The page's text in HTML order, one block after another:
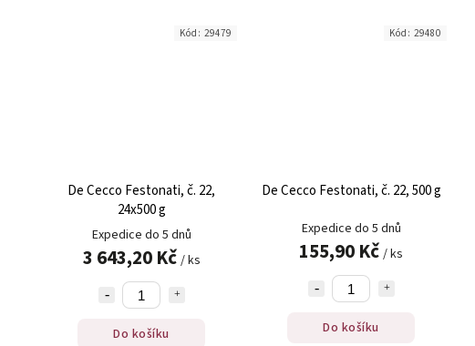
De Cecco Festonati, č. 22,
24x500 g
Expedice do 5 dnů
3 643,20 Kč / ks
Do košíku
Kód: 29479
De Cecco Festonati, č. 22, 500 g
Expedice do 5 dnů
155,90 Kč / ks
Do košíku
Kód: 29480